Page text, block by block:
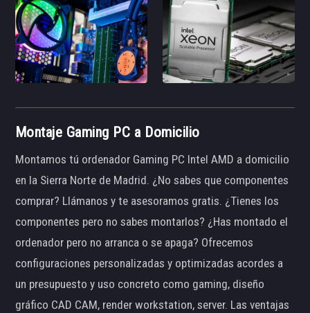
Montaje Gaming PC a Domicilio
Montamos tú ordenador Gaming PC Intel AMD a domicilio
en la Sierra Norte de Madrid. ¿No sabes que componentes
comprar? Llámanos y te asesoramos gratis. ¿Tienes los
componentes pero no sabes montarlos? ¿Has montado el
ordenador pero no arranca o se apaga? Ofrecemos
configuraciones personalizadas y optimizadas acordes a
un presupuesto y uso concreto como gaming, diseño
gráfico CAD CAM, render workstation, server. Las ventajas